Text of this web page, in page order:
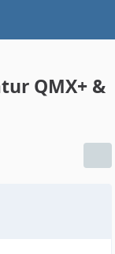
QMX+ &